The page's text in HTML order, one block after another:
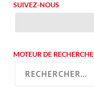
SUIVEZ-NOUS
MOTEUR DE RECHERCHE